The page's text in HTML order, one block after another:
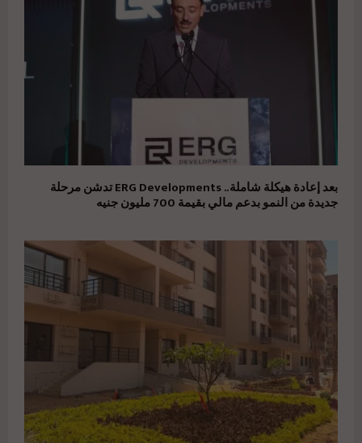
بعد إعادة هيكلة شاملة.. ERG Developments تدشن مرحلة
جديدة من النمو بدعم مالي بقيمة 700 مليون جنيه